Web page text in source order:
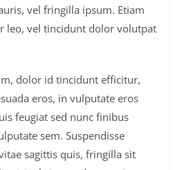
vel fringilla ipsum. Etiam
leo, vel tincidunt dolor volutpat
dolor id tincidunt efficitur,
eros, in vulputate eros
feugiat sed nunc finibus
sem. Suspendisse
sagittis quis, fringilla sit